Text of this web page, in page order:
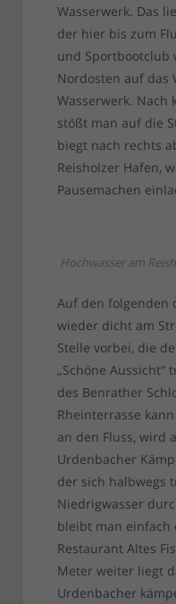
Wasserwerk. Das
der hier bis zum
und Sportbootclub
Nordosten auf das
Wasserwerk. Nach
stößt man auf die
biegt nach rechts
Reisholzer Hafen,
Pausemachen
Hochwasser am
Auf den folgenden
wieder dicht am
Stelle vorbei, die
„Schöne Aussicht“
des Benrather
Rheinterrasse
an den Fluss, wird
Urdenbacher
der sich halbwegs
Niedrigwasser
bleibt man einfach
Restaurant Altes
Meter weiter liegt
Urdenbacher